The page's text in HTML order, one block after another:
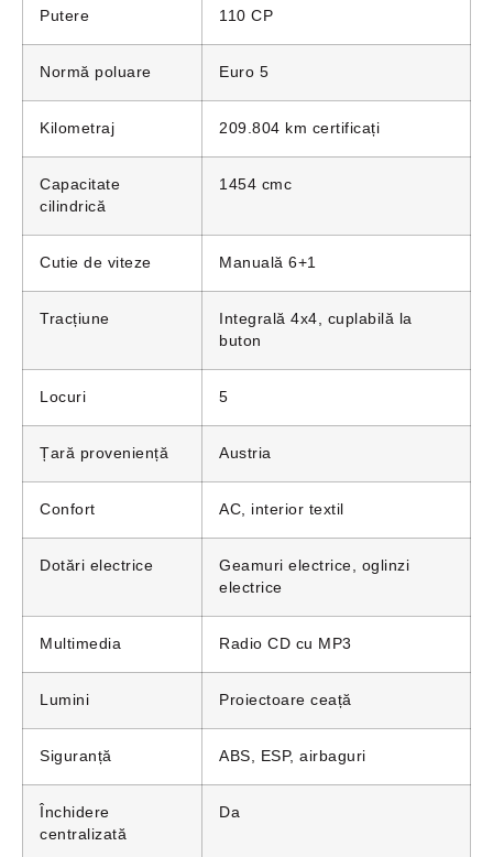
Putere 110 CP
Normă poluare Euro 5
Kilometraj 209.804 km certificați
Capacitate
cilindrică
1454 cmc
Cutie de viteze Manuală 6+1
Tracțiune
Integrală 4x4, cuplabilă la
buton
Locuri 5
Țară proveniență Austria
Confort AC, interior textil
Dotări electrice
Geamuri electrice, oglinzi
electrice
Multimedia Radio CD cu MP3
Lumini Proiectoare ceață
Siguranță ABS, ESP, airbaguri
Închidere
centralizată
Da